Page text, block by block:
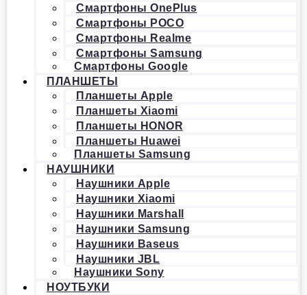
Смартфоны OnePlus
Смартфоны POCO
Смартфоны Realme
Смартфоны Samsung
Смартфоны Google
ПЛАНШЕТЫ
Планшеты Apple
Планшеты Xiaomi
Планшеты HONOR
Планшеты Huawei
Планшеты Samsung
НАУШНИКИ
Наушники Apple
Наушники Xiaomi
Наушники Marshall
Наушники Samsung
Наушники Baseus
Наушники JBL
Наушники Sony
НОУТБУКИ